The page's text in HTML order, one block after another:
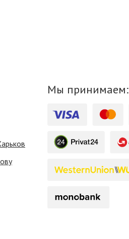
Мы принимаем: